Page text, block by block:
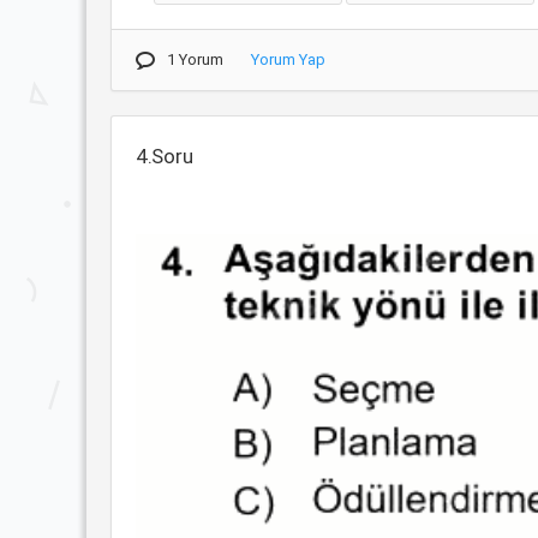
1 Yorum Yorum Yap
4.Soru